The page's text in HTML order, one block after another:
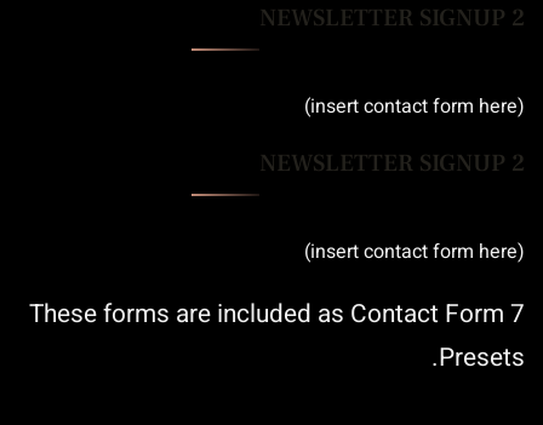
NEWSLETTER SIGNUP 2
(insert contact form here)
NEWSLETTER SIGNUP 2
(insert contact form here)
These forms are included as Contact Form 7
Presets.